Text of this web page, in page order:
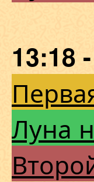
13:18
Луна